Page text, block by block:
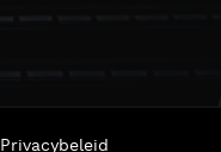
Privacybeleid